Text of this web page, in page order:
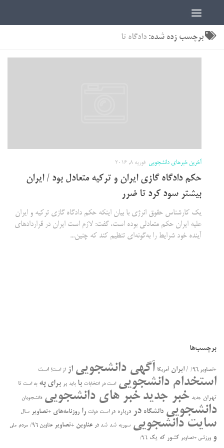
برچسب زده شده:دادگاه تا
آخرین خبرهای دانشجویی فوریه 8, 2016
حکم دادگاه گازی ایران و ترکیه متعادل بود / ایران
بیشتر سود کرد تا ضرر
یک کارشناس حقوق انرژی با بیان اینکه حکم دادگاه گازی ترکیه و ایران
علیه ایران حکم متعادلی بوده است، گفت: لازم است ایران در قراردادهای
آینده خود شرایط را به‌گونه‌ای تنظیم کند که چنین...
برچسب‌ها
+تصاویر ۹۶/ / ایران آمریکا آگهی دانشجویی از از است! است
استخدام دانشجویی است در انتخابات با باید بر برای به به است تا
تهران جدید خبر جدیدخبر های دانشجویی دانشجویان
دانشجویی دانشگاه در درباره در ﺍﺳﺖ دولت را روزنامه‌های +تصاویر سال
سایت دانشجویی سوریه شد شد در عناوین +تصاویر عناوین ۹۶/ مردم ملی
ورزشی +تصاویر کشور که یک ۹۶/